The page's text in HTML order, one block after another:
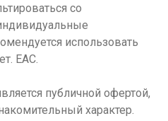
со
использовать
ЕАС.
публичной офертой,
характер.